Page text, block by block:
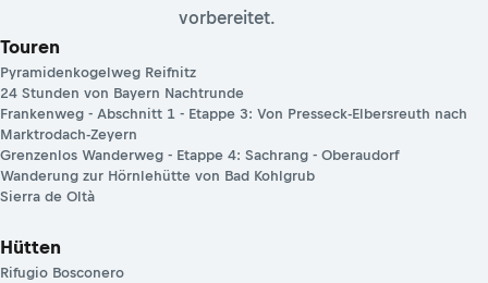
vorbereitet.
Touren
Pyramidenkogelweg Reifnitz
24 Stunden von Bayern Nachtrunde
Frankenweg - Abschnitt 1 - Etappe 3: Von Presseck-Elbersreuth nach
Marktrodach-Zeyern
Grenzenlos Wanderweg - Etappe 4: Sachrang - Oberaudorf
Wanderung zur Hörnlehütte von Bad Kohlgrub
Sierra de Oltà
Hütten
Rifugio Bosconero